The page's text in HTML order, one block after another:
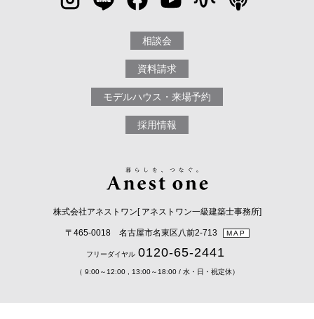
相談会
資料請求
モデルハウス・来場予約
採用情報
株式会社アネストワン[ アネストワン一級建築士事務所]
〒465-0018 名古屋市名東区八前2-713 MAP
フリーダイヤル 0120-65-2441
（ 9:00～12:00 , 13:00～18:00 / 水・日・祝定休）